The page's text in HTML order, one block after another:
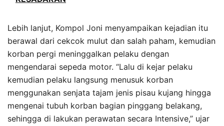
Lebih lanjut, Kompol Joni menyampaikan kejadian itu
berawal dari cekcok mulut dan salah paham, kemudian
korban pergi meninggalkan pelaku dengan
mengendarai sepeda motor. “Lalu di kejar pelaku
kemudian pelaku langsung menusuk korban
menggunakan senjata tajam jenis pisau kujang hingga
mengenai tubuh korban bagian pinggang belakang,
sehingga di lakukan perawatan secara Intensive,” ujar